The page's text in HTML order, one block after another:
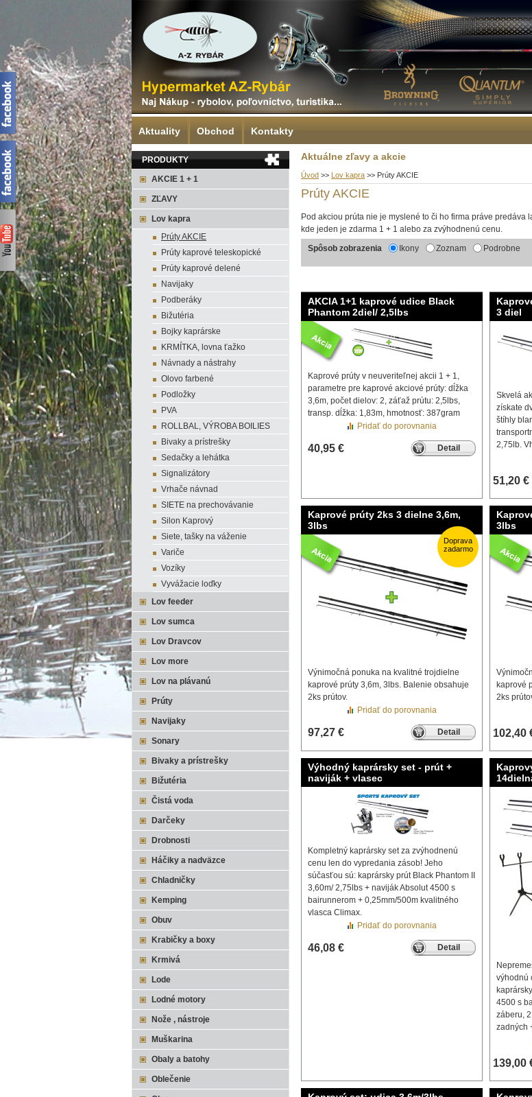
Aktuálne zľavy a akcie
Úvod >> Lov kapra >> Prúty AKCIE
Prúty AKCIE
Pod akciou prúta nie je myslené to či ho firma práve predáva
kde jeden je zdarma 1 + 1 alebo za zvýhodnenú cenu.
Spôsob zobrazenia
Ikony Zoznam Podrobne
AKCIA 1+1 kaprové udice Black
Phantom 2diel/ 2,5lbs
Kaprové prúty v neuveriteľnej akcii 1 + 1,
parametre pre kaprové akciové prúty: dĺžka
3,6m, počet dielov: 2, záťaž prútu: 2,5lbs,
transp. dĺžka: 1,83m, hmotnosť: 387gram
40,95 € Detail
Pridať do porovnania
3 diel
Skvelá
získate
štíhly
2,75lb.
51,20 €
Kaprové prúty 2ks 3 dielne 3,6m,
3lbs
Výnimočná ponuka na kvalitné trojdielne
kaprové prúty 3,6m, 3lbs. Balenie obsahuje
2ks prútov.
97,27 € Detail
Pridať do porovnania
Doprava
zadarmo
3lbs
kaprové
2ks
102,40
Výhodný kaprársky set - prút +
naviják + vlasec
Kompletný kaprársky set za zvýhodnenú
cenu len do vypredania zásob! Jeho
súčasťou sú: kaprársky prút Black Phantom II
3,60m/ 2,75lbs + naviják Absolut 4500 s
bairunnerom + 0,25mm/500m kvalitného
vlasca Climax.
46,08 € Detail
Pridať do porovnania
výhodnú
4500 s
záberu,
zadných
139,00
PRODUKTY
AKCIE 1 + 1
ZĽAVY
Lov kapra
Prúty AKCIE
Prúty kaprové teleskopické
Prúty kaprové delené
Navijaky
Podberáky
Bižutéria
Bojky kaprárske
KRMÍTKA, lovna ťažko
Návnady a nástrahy
Olovo farbené
Podložky
PVA
ROLLBAL, VÝROBA BOILIES
Bivaky a prístrešky
Sedačky a lehátka
Signalizátory
Vrhače návnad
SIETE na prechovávanie
Silon Kaprový
Siete, tašky na váženie
Variče
Vozíky
Vyvážacie loďky
Lov feeder
Lov sumca
Lov Dravcov
Lov more
Lov na plávanú
Prúty
Navijaky
Sonary
Bivaky a prístrešky
Bižutéria
Čistá voda
Darčeky
Drobnosti
Háčiky a nadväzce
Chladničky
Kemping
Obuv
Krabičky a boxy
Krmivá
Lode
Lodné motory
Nože , nástroje
Muškarina
Obaly a batohy
Oblečenie
Aktuality Obchod Kontakty